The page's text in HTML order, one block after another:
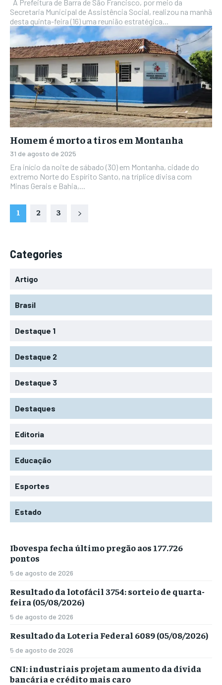
A Prefeitura de Barra de São Francisco, por meio da
Secretaria Municipal de Assistência Social, realizou na manhã
desta quinta-feira (16) uma reunião estratégica...
Homem é morto a tiros em Montanha
31 de agosto de 2025
Era início da noite de sábado (30) em Montanha, cidade do
extremo Norte do Espírito Santo, na tríplice divisa com
Minas Gerais e Bahia,...
1 2 3
Categories
Artigo
Brasil
Destaque 1
Destaque 2
Destaque 3
Destaques
Editoria
Educação
Esportes
Estado
Ibovespa fecha último pregão aos 177.726
pontos
5 de agosto de 2026
Resultado da lotofácil 3754: sorteio de quarta-
feira (05/08/2026)
5 de agosto de 2026
Resultado da Loteria Federal 6089 (05/08/2026)
5 de agosto de 2026
CNI: industriais projetam aumento da dívida
bancária e crédito mais caro